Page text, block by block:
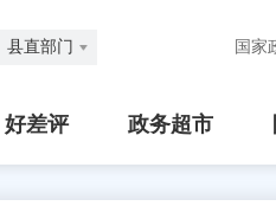
县直部门 国家
好差评 政务超市